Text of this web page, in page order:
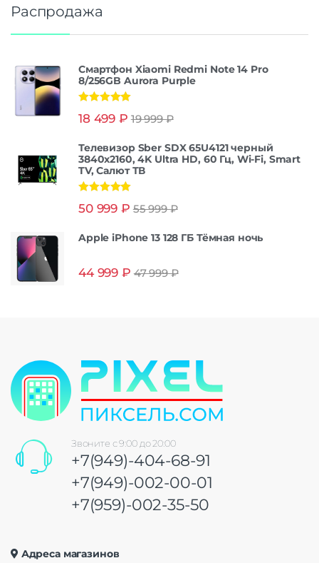
Распродажа
Смартфон Xiaomi Redmi Note 14 Pro
8/256GB Aurora Purple
из 5
18 499 ₽ 19 999₽
Телевизор Sber SDX 65U4121 черный
3840x2160, 4K Ultra HD, 60 Гц, Wi-Fi, Smart
TV, Салют ТВ
из 5
50 999 ₽ 55 999₽
Apple iPhone 13 128 ГБ Тёмная ночь
44 999 ₽ 47 999₽
Звоните с 9:00 до 20:00
+7(949)-404-68-91
+7(949)-002-00-01
+7(959)-002-35-50
Адреса магазинов